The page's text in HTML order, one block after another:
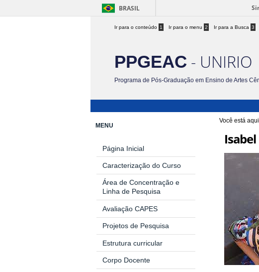
BRASIL
Ir para o conteúdo 1 Ir para o menu 2 Ir para a Busca 3
PPGEAC - UNIRIO
Programa de Pós-Graduação em Ensino de Artes
Você está
MENU
Página Inicial
Caracterização do Curso
Área de Concentração e
Linha de Pesquisa
Avaliação CAPES
Projetos de Pesquisa
Estrutura curricular
Corpo Docente